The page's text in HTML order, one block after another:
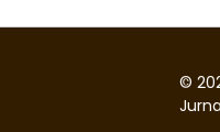
©